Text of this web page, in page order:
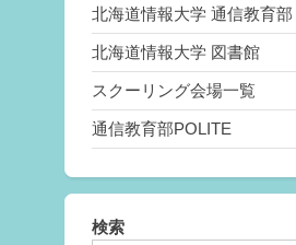
北海道情報大学 通信教育部
北海道情報大学 図書館
スクーリング会場一覧
通信教育部POLITE
検索